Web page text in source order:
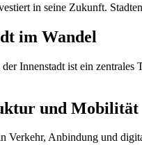
in seine Zukunft.
im Wandel
Innenstadt ist ein
und Mobilität
Verkehr, Anbindung und